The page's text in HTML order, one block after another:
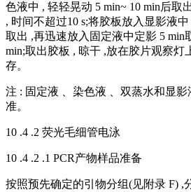
色液中 , 轻轻晃动 5 min~ 10 min后取
, 时间不超过10 s;将胶板放入显影液
取出 ,再迅速放入固定液中定影 5 min
min;取出胶板 , 晾干 ,放在胶片观察灯
存。
注 : 固定液 、染色液 、双蒸水和显
准。
10 .4 .2 荧光毛细管电泳
10 .4 .2 .1 PCR产物样品准备
按照预先确定的引物分组(见附录 F) ,